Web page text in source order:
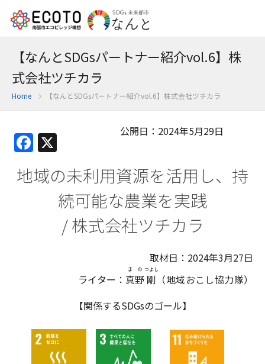
【なんとSDGsパートナー紹介vol.6】株
式会社ツチカラ
Home 【なんとSDGsパートナー紹介vol.6】株式会社ツチカラ
公開日：2024年5月29日
Facebook
地域の未利用資源を活用し、持
続可能な農業を実践
/ 株式会社ツチカラ
取材日：2024年3月27日
ライター： 真野
まの
剛
つよし
（地域おこし協力隊）
【関係するSDGsのゴール】